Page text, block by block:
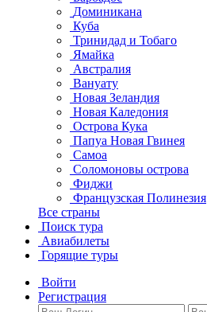
Доминикана
Куба
Тринидад и Тобаго
Ямайка
Австралия
Вануату
Новая Зеландия
Новая Каледония
Острова Кука
Папуа Новая Гвинея
Самоа
Соломоновы острова
Фиджи
Французская Полинезия
Все страны
Поиск тура
Авиабилеты
Горящие туры
Войти
Регистрация